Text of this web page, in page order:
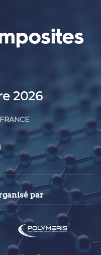
2026
FRANCE
par